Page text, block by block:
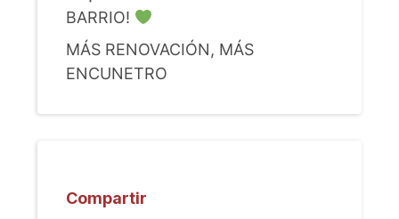
BARRIO!
MÁS RENOVACIÓN, MÁS
ENCUNETRO
Compartir